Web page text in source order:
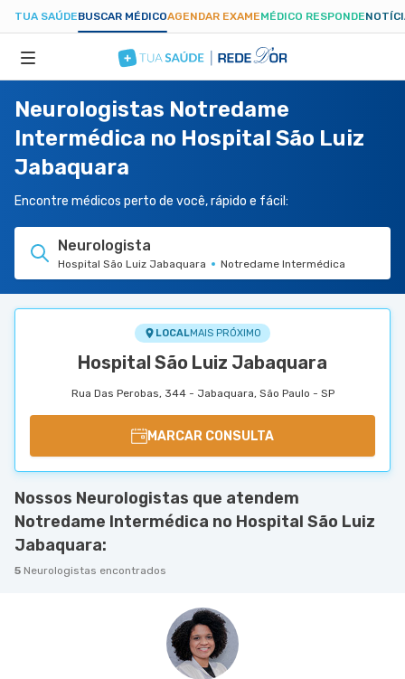
TUA SAÚDEBUSCAR MÉDICOAGENDAR EXAMEMÉDICO RESPONDE
ESPECIALIDADES
HOSPITAIS
TUASAUDE.COM
Neurologistas Notredame
Intermédica no Hospital São Luiz
Jabaquara
Encontre médicos perto de você, rápido e fácil:
Neurologista
Hospital São Luiz Jabaquara Notredame Intermédica
LOCALMAIS PRÓXIMO
Hospital São Luiz Jabaquara
Rua Das Perobas, 344 - Jabaquara, São Paulo - SP
MARCAR CONSULTA
Nossos Neurologistas que atendem
Notredame Intermédica no Hospital São Luiz
Jabaquara:
5 Neurologistas encontrados